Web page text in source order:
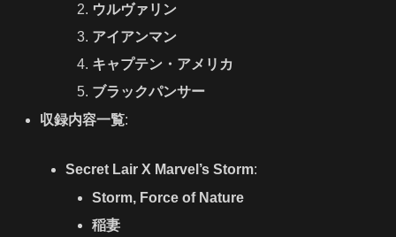
ウルヴァリン
アイアンマン
キャプテン・アメリカ
ブラックパンサー
収録内容一覧:
Secret Lair X Marvel’s Storm:
Storm, Force of Nature
稲妻